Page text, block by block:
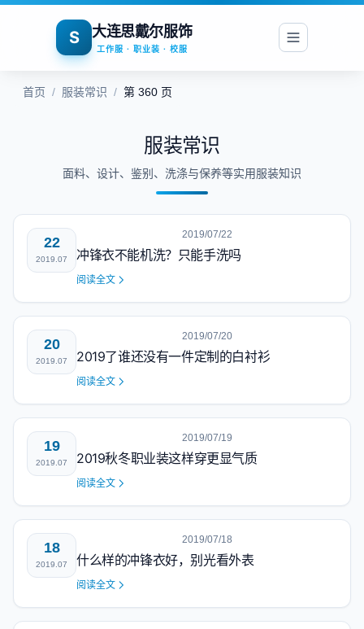
S 大连思戴尔服饰
工作服 · 职业装 · 校服
首页 / 服装常识 / 第 360 页
服装常识
面料、设计、鉴别、洗涤与保养等实用服装知识
22
2019.07
2019/07/22
冲锋衣不能机洗？只能手洗吗
阅读全文
20
2019.07
2019/07/20
2019了谁还没有一件定制的白衬衫
阅读全文
19
2019.07
2019/07/19
2019秋冬职业装这样穿更显气质
阅读全文
18
2019.07
2019/07/18
什么样的冲锋衣好，别光看外表
阅读全文